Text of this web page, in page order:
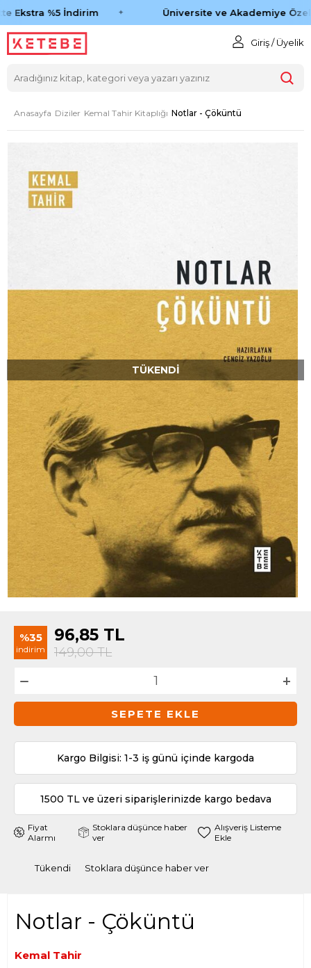
Ekstra %5 İndirim Üniversite ve Akademiye Özel
Giriş / Üyelik
Anasayfa Diziler Kemal Tahir Kitaplığı Notlar - Çöküntü
TÜKENDI
%35
indirim
96,85 TL
149,00TL
SEPETE EKLE
Kargo Bilgisi: 1-3 iş günü içinde kargoda
1500 TL ve üzeri siparişlerinizde kargo bedava
Fiyat
Alarmı
Stoklara düşünce haber
ver
Alışveriş Listeme
Ekle
Tükendi Stoklara düşünce haber ver
Notlar - Çöküntü
Kemal Tahir